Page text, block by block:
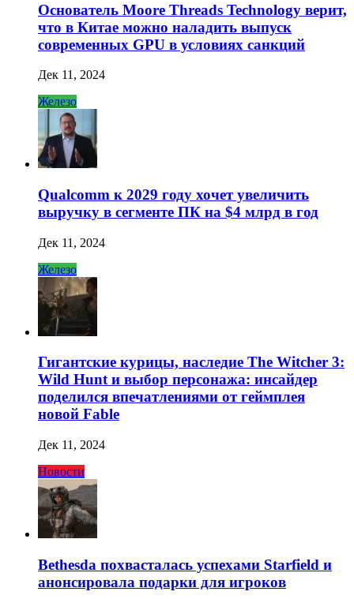
Основатель Moore Threads Technology верит,
что в Китае можно наладить выпуск
современных GPU в условиях санкций
Дек 11, 2024
Железо
Qualcomm к 2029 году хочет увеличить
выручку в сегменте ПК на $4 млрд в год
Дек 11, 2024
Железо
Гигантские курицы, наследие The Witcher 3:
Wild Hunt и выбор персонажа: инсайдер
поделился впечатлениями от геймплея
новой Fable
Дек 11, 2024
Новости
Bethesda похвасталась успехами Starfield и
анонсировала подарки для игроков